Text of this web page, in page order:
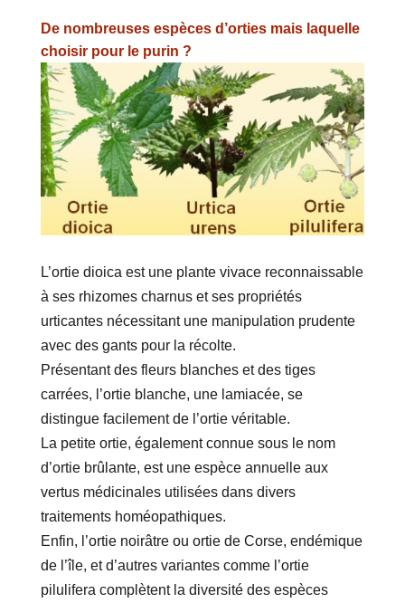
De nombreuses espèces d’orties mais laquelle
choisir pour le purin ?
L’ortie dioica est une plante vivace reconnaissable
à ses rhizomes charnus et ses propriétés
urticantes nécessitant une manipulation prudente
avec des gants pour la récolte.
Présentant des fleurs blanches et des tiges
carrées, l’ortie blanche, une lamiacée, se
distingue facilement de l’ortie véritable.
La petite ortie, également connue sous le nom
d’ortie brûlante, est une espèce annuelle aux
vertus médicinales utilisées dans divers
traitements homéopathiques.
Enfin, l’ortie noirâtre ou ortie de Corse, endémique
de l’île, et d’autres variantes comme l’ortie
pilulifera complètent la diversité des espèces